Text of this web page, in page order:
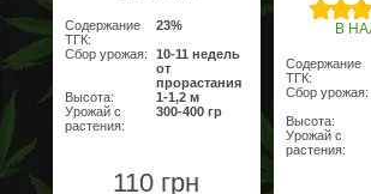
Содержание
ТГК:
23%
Сбор урожая:
10-11 недель
от
прорастания
Высота:
1-1,2 м
Урожай с
растения:
300-400 гр
110 грн
В
Содержание
ТГК:
Сбор урожая:
Высота:
Урожай с
растения: